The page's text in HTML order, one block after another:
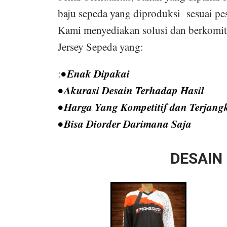
baju sepeda yang diproduksi sesuai
Kami menyediakan solusi dan
Jersey Sepeda yang:
:• Enak Dipakai
• Akurasi Desain Terhadap Hasil
• Harga Yang Kompetitif dan
• Bisa Diorder Darimana Saja
DESAIN